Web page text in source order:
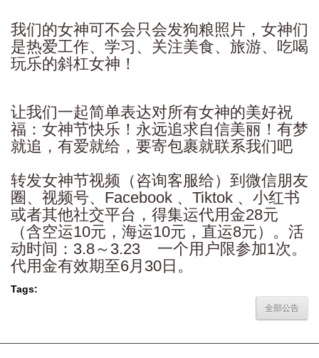
我们的女神可不会只会发狗粮照片，女神们
是热爱工作、学习、关注美食、旅游、吃喝
玩乐的斜杠女神！
让我们一起简单表达对所有女神的美好祝
福：女神节快乐！永远追求自信美丽！有梦
就追，有爱就给，要寄包裹就联系我们吧
转发女神节视频（咨询客服给）到微信朋友
圈、视频号、Facebook 、Tiktok 、小红书
或者其他社交平台，得集运代用金28元
（含空运10元，海运10元，直运8元）。活
动时间：3.8～3.23 一个用户限参加1次。
代用金有效期至6月30日。
Tags:
全部公告